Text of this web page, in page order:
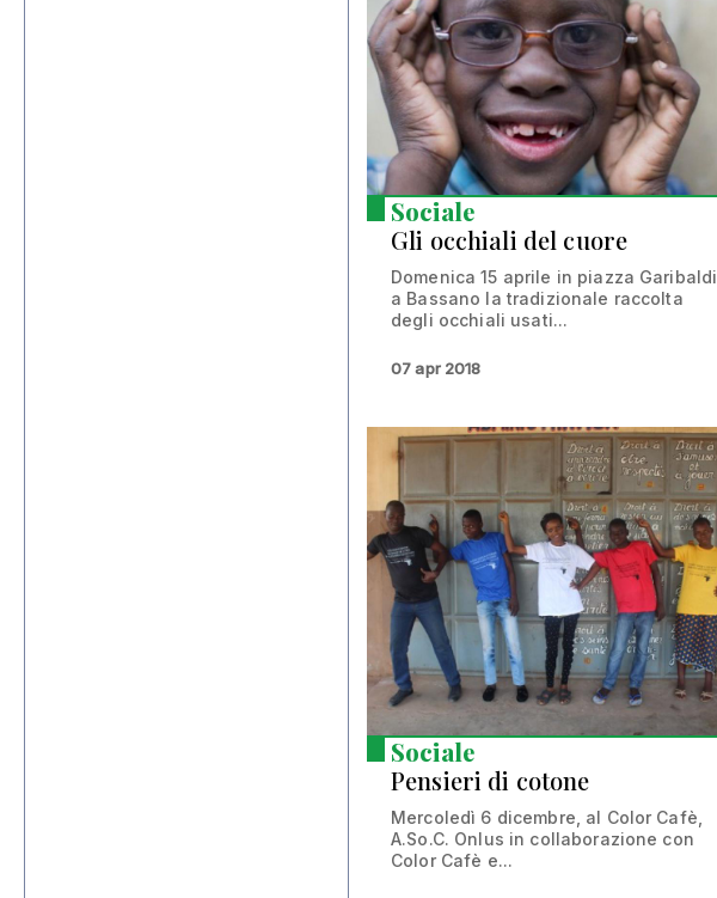
Sociale
Gli occhiali del cuore
Domenica 15 aprile in piazza Garibaldi
a Bassano la tradizionale raccolta
degli occhiali usati...
07 apr 2018
Sociale
Pensieri di cotone
Mercoledì 6 dicembre, al Color Cafè,
A.So.C. Onlus in collaborazione con
Color Cafè e...